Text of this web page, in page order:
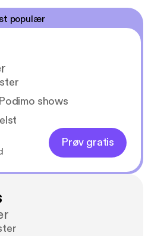
populær
shows
Prøv gratis